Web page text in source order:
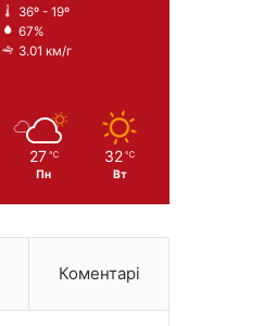
36º - 19º
67%
3.01 км/г
27 ℃
Пн
32 ℃
Вт
Коментарі